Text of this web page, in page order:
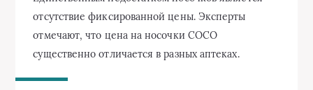
отсутствие фиксированной цены. Эксперты
отмечают, что цена на носочки СОСО
существенно отличается в разных аптеках.